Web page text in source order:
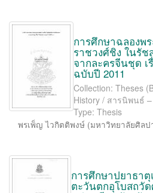
การศึกษาฉลองพ
ราชวงศ์ชิง ในรัช
จากละครจีนชุด เ
ฉบับปี 2011
Collection: Theses
History / สารนิพนธ์
Type: Thesis
พรเพ็ญ ไวกิตติพงษ์ (มหาวิทยาลัยศิลป
การศึกษาปยาธา
ตะวันตกอุโบสถวัด